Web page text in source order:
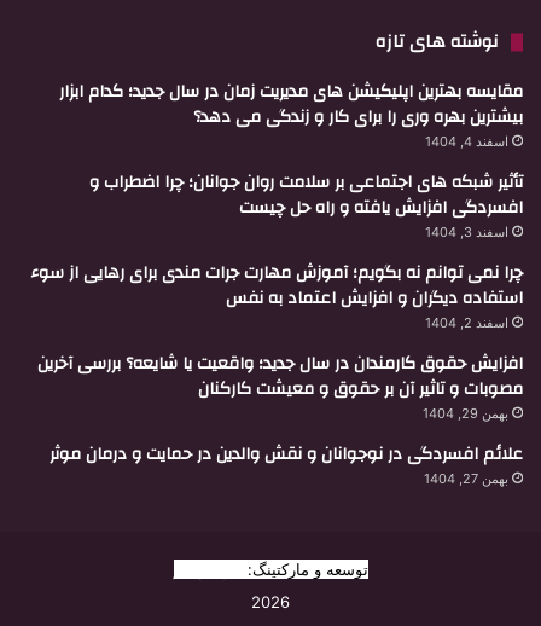
نوشته های تازه
مقایسه بهترین اپلیکیشن های مدیریت زمان در سال جدید؛ کدام ابزار
بیشترین بهره وری را برای کار و زندگی می دهد؟
اسفند 4, 1404
تأثیر شبکه های اجتماعی بر سلامت روان جوانان؛ چرا اضطراب و
افسردگی افزایش یافته و راه حل چیست
اسفند 3, 1404
چرا نمی توانم نه بگویم؛ آموزش مهارت جرات مندی برای رهایی از سوء
استفاده دیگران و افزایش اعتماد به نفس
اسفند 2, 1404
افزایش حقوق کارمندان در سال جدید؛ واقعیت یا شایعه؟ بررسی آخرین
مصوبات و تاثیر آن بر حقوق و معیشت کارکنان
بهمن 29, 1404
علائم افسردگی در نوجوانان و نقش والدین در حمایت و درمان موثر
بهمن 27, 1404
توسعه و مارکتینگ:
2026